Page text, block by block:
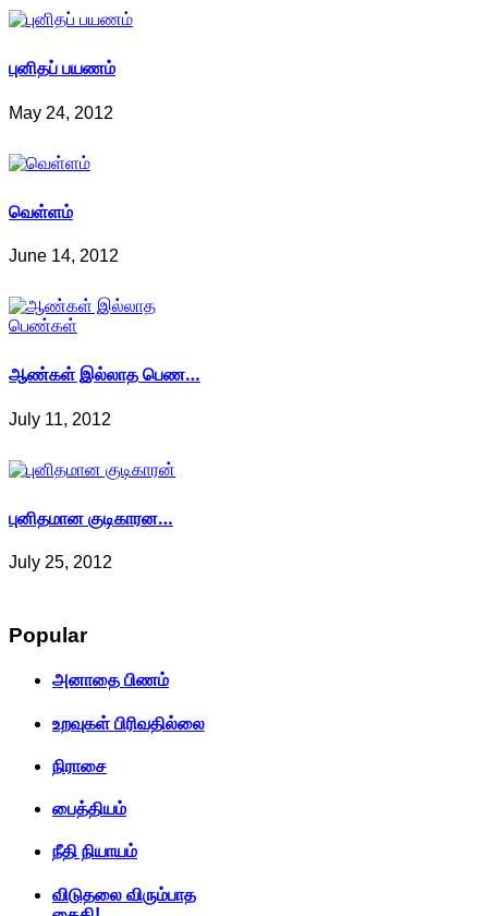
புனிதப் பயணம்
May 24, 2012
வெள்ளம்
June 14, 2012
ஆண்கள் இல்லாத பெண…
July 11, 2012
புனிதமான குடிகாரன…
July 25, 2012
Popular
அனாதை பிணம்
உறவுகள் பிரிவதில்லை
நிராசை
பைத்தியம்
நீதி நியாயம்
விடுதலை விரும்பாத